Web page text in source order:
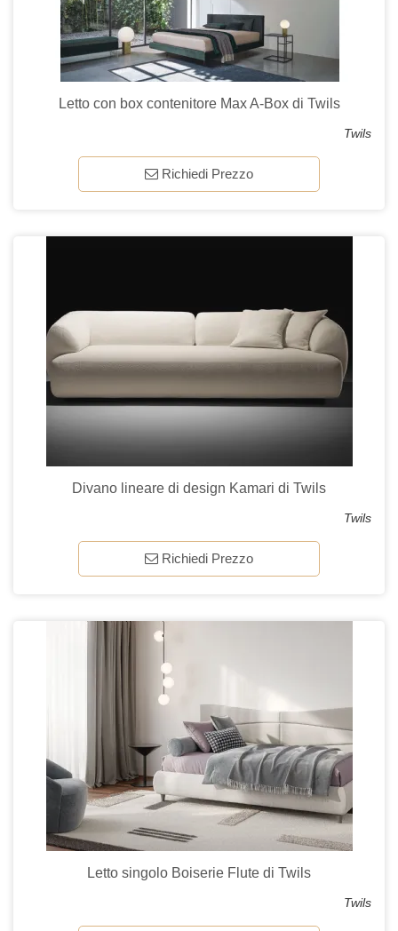
Letto con box contenitore Max A-Box di Twils
Twils
Richiedi Prezzo
Divano lineare di design Kamari di Twils
Twils
Richiedi Prezzo
Letto singolo Boiserie Flute di Twils
Twils